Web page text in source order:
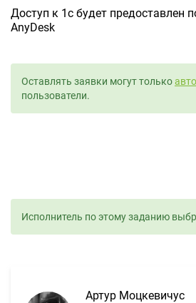
Доступ к 1с будет предоставлен
AnyDesk
Оставлять заявки могут только
пользователи.
Исполнитель по этому заданию
Артур Моцкевичус